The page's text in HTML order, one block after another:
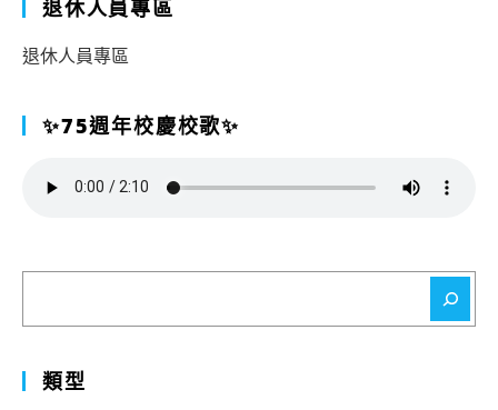
退休人員專區
退休人員專區
✨75週年校慶校歌✨
類型